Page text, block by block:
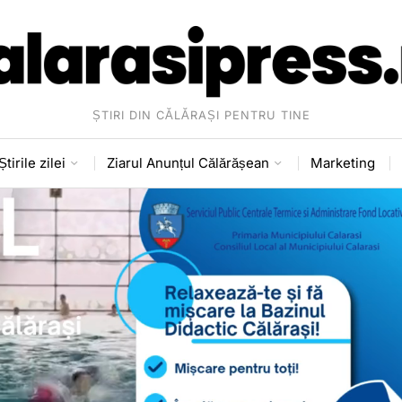
ȘTIRI DIN CĂLĂRAȘI PENTRU TINE
zilei Ziarul Anunțul Călărășean Marketing